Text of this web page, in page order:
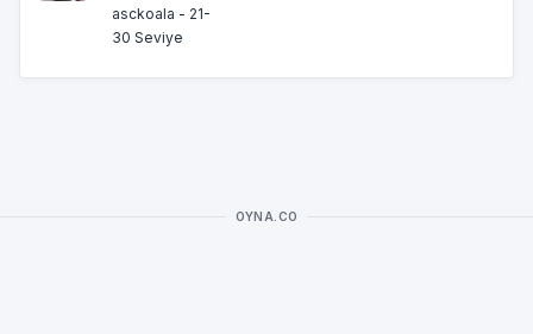
asckoala - 21-
30 Seviye
OYNA.CO